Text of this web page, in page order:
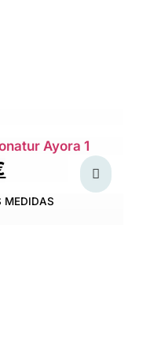
Ayora 1
MEDIDAS